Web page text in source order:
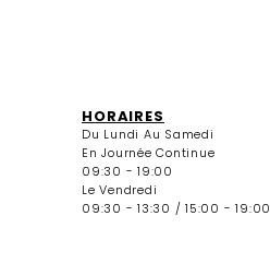
HORAIRES
Du Lundi Au Samedi
En Journée Continue
09:30 - 19:00
Le Vendredi
09:30 - 13:30 / 15:00 - 19:00